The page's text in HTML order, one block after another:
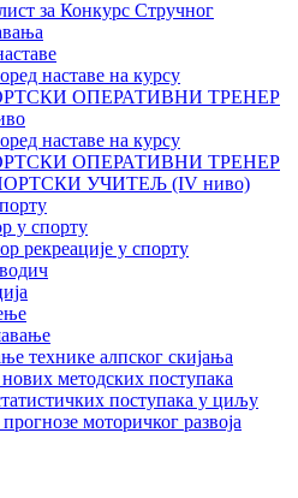
за Конкурс Стручног
наставе на курсу
ОПЕРАТИВНИ ТРЕНЕР
наставе на курсу
ОПЕРАТИВНИ ТРЕНЕР
УЧИТЕЉ (IV ниво)
у спорту
рекреације у спорту
технике алпског скијања
методских поступака
поступака у циљу
моторичког развоја